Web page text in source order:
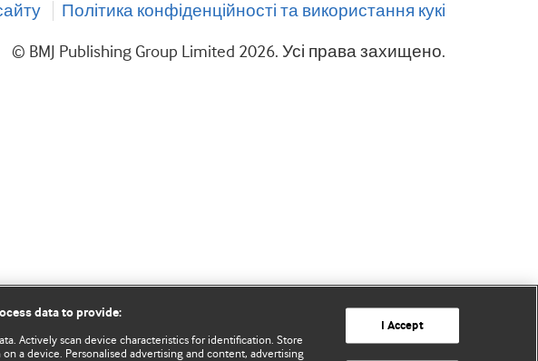
Політика конфіденційності та використання кукі
© BMJ Publishing Group Limited 2026. Усі права захищено.
data to provide:
Actively scan device characteristics for identification. Store
a device. Personalised advertising and content, advertising
I Accept